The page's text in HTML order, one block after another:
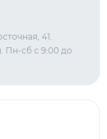
41.
Пн-сб с 9:00 до